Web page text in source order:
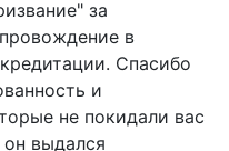
за
в
Спасибо
и
не покидали вас
он выдался